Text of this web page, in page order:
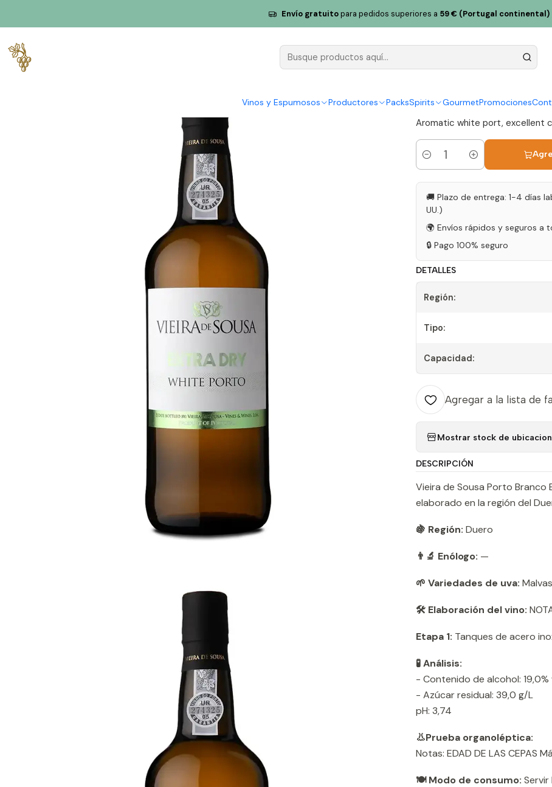
Vinos y Espumosos Productores PacksSpirits GourmetPromociones
Envío gratuitopara pedidos superiores a 59 € (Portugal continental)
Vieira de Sousa Porto Branco Extra Seco 75cl
Vieira de
|
Aromatic white port, excellent
Cantidad
🚚 Plazo de entrega: 1-4 días
UU.)
🌍 Envíos rápidos y seguros a
🔒 Pago 100% seguro
DETALLES
Región:
Tipo:
Capacidad:
Agregar a la lista de
Mostrar stock de
DESCRIPCIÓN
Vieira de Sousa Porto Branco
elaborado en la región del
🍇 Región: Duero
👨‍🔬 Enólogo: —
🌱 Variedades de uva:
🛠️ Elaboración del vino:
Etapa 1: Tanques de acero
🧪 Análisis:
- Contenido de alcohol: 19,0%
- Azúcar residual: 39,0 g/L
pH: 3,74
👃Prueba organoléptica:
Notas: EDAD DE LAS CEPAS
🍽️ Modo de consumo: Servir